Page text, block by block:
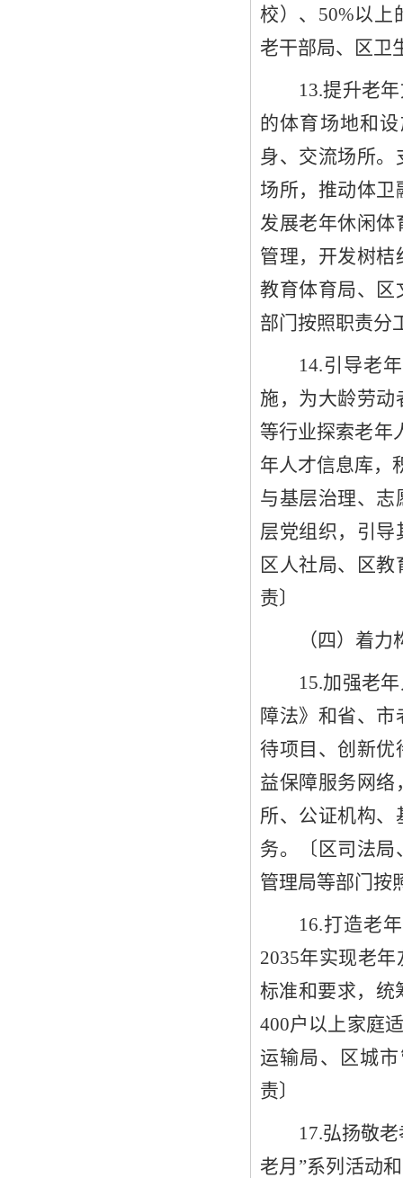
校）、 50%以上
老干部局、
区卫
13.提升老
的体育场地和
身、交流场所。
场所，推动体卫
发展老年休闲体
管理，开发树桔
教育体育局、区
部门按照职责分
14.引导老
施， 为大龄劳动
等行业探索老年
年人才信息库，
与基层治理、志
层党组织，引
区人社局、 区教
责〕
（四）着
15.加强老
障法》 和省、 市
待项目、创新优
益保障服务网络
所、公证机构、
务。
〔 区司法
管理局等部门按
16.打造老
2035年实现老年
标准和要求，统
400户以上家庭
运输局、
区城
责〕
17.弘扬敬
老月”系列活动